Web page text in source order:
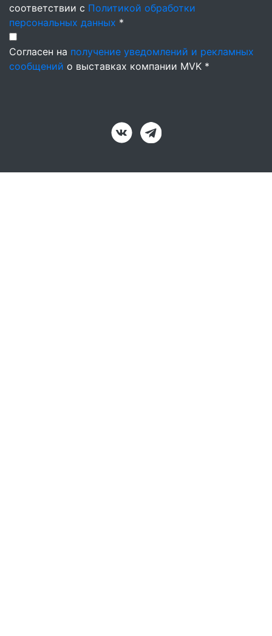
соответствии с Политикой обработки
персональных данных *
Согласен на получение уведомлений и рекламных
сообщений о выставках компании MVK *